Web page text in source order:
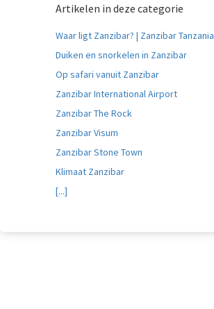
Artikelen in deze categorie
Waar ligt Zanzibar? | Zanzibar Tanzania
Duiken en snorkelen in Zanzibar
Op safari vanuit Zanzibar
Zanzibar International Airport
Zanzibar The Rock
Zanzibar Visum
Zanzibar Stone Town
Klimaat Zanzibar
[...]